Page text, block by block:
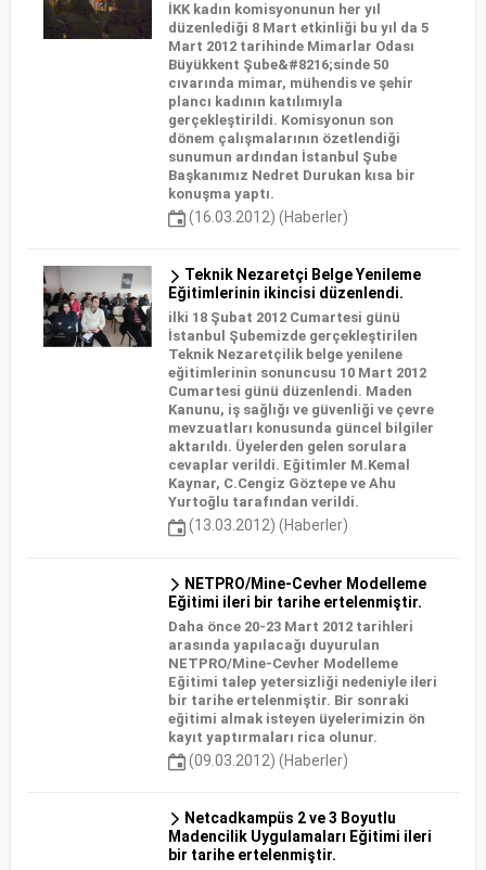
İKK kadın komisyonunun her yıl
düzenlediği 8 Mart etkinliği bu yıl da 5
Mart 2012 tarihinde Mimarlar Odası
Büyükkent Şube&#8216;sinde 50
cıvarında mimar, mühendis ve şehir
plancı kadının katılımıyla
gerçekleştirildi. Komisyonun son
dönem çalışmalarının özetlendiği
sunumun ardından İstanbul Şube
Başkanımız Nedret Durukan kısa bir
konuşma yaptı.
(16.03.2012) (Haberler)
Teknik Nezaretçi Belge Yenileme
Eğitimlerinin ikincisi düzenlendi.
ilki 18 Şubat 2012 Cumartesi günü
İstanbul Şubemizde gerçekleştirilen
Teknik Nezaretçilik belge yenilene
eğitimlerinin sonuncusu 10 Mart 2012
Cumartesi günü düzenlendi. Maden
Kanunu, iş sağlığı ve güvenliği ve çevre
mevzuatları konusunda güncel bilgiler
aktarıldı. Üyelerden gelen sorulara
cevaplar verildi. Eğitimler M.Kemal
Kaynar, C.Cengiz Göztepe ve Ahu
Yurtoğlu tarafından verildi.
(13.03.2012) (Haberler)
NETPRO/Mine-Cevher Modelleme
Eğitimi ileri bir tarihe ertelenmiştir.
Daha önce 20-23 Mart 2012 tarihleri
arasında yapılacağı duyurulan
NETPRO/Mine-Cevher Modelleme
Eğitimi talep yetersizliği nedeniyle ileri
bir tarihe ertelenmiştir. Bir sonraki
eğitimi almak isteyen üyelerimizin ön
kayıt yaptırmaları rica olunur.
(09.03.2012) (Haberler)
Netcadkampüs 2 ve 3 Boyutlu
Madencilik Uygulamaları Eğitimi ileri
bir tarihe ertelenmiştir.